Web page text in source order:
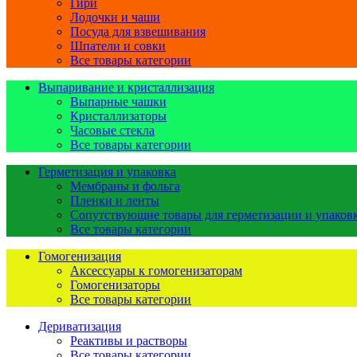
Гири
Лодочки и чаши
Посуда для взвешивания
Шпатели и совки
Все товары категории
Выпаривание и кристаллизация
Выпарные чашки
Кристаллизаторы
Часовые стекла
Все товары категории
Герметизация и упаковка
Мембраны и фольга
Пленки и ленты
Сопутствующие товары для герметизации и
Все товары категории
Гомогенизация
Аксессуары к гомогенизаторам
Гомогенизаторы
Все товары категории
Дериватизация
Реактивы и растворы